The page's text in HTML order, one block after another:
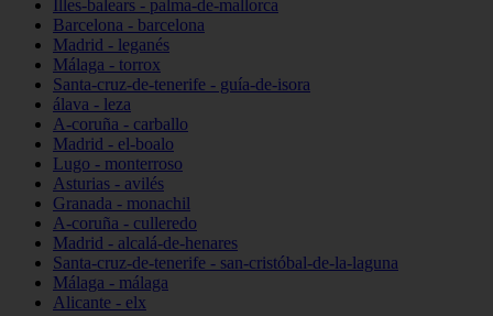
Illes-balears - palma-de-mallorca
Barcelona - barcelona
Madrid - leganés
Málaga - torrox
Santa-cruz-de-tenerife - guía-de-isora
álava - leza
A-coruña - carballo
Madrid - el-boalo
Lugo - monterroso
Asturias - avilés
Granada - monachil
A-coruña - culleredo
Madrid - alcalá-de-henares
Santa-cruz-de-tenerife - san-cristóbal-de-la-laguna
Málaga - málaga
Alicante - elx